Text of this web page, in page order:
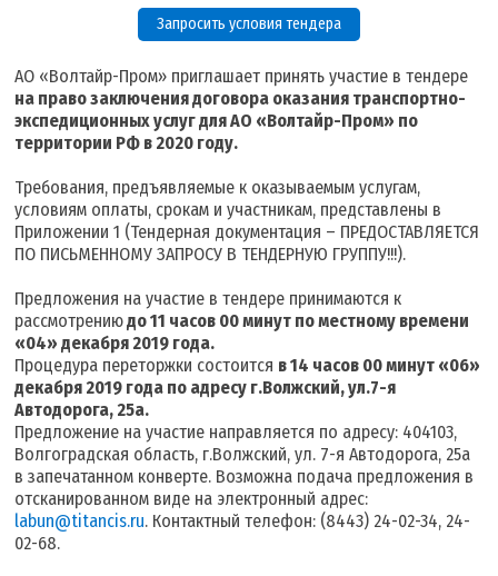
Запросить условия тендера
АО «Волтайр-Пром» приглашает принять участие в тендере
на право заключения договора оказания транспортно-
экспедиционных услуг для АО «Волтайр-Пром» по
территории РФ в 2020 году.
Требования, предъявляемые к оказываемым услугам,
условиям оплаты, срокам и участникам, представлены в
Приложении 1 (Тендерная документация – ПРЕДОСТАВЛЯЕТСЯ
ПО ПИСЬМЕННОМУ ЗАПРОСУ В ТЕНДЕРНУЮ ГРУППУ!!!).
Предложения на участие в тендере принимаются к
рассмотрениюдо 11 часов 00 минут по местному времени
«04» декабря 2019 года.
Процедура переторжки состоится в14 часов 00 минут «06»
декабря 2019 года по адресу г.Волжский, ул.7-я
Автодорога, 25а.
Предложение на участие направляется по адресу: 404103,
Волгоградская область, г.Волжский, ул. 7-я Автодорога, 25а
в запечатанном конверте. Возможна подача предложения в
отсканированном виде на электронный адрес:
labun@titancis.ru. Контактный телефон: (8443) 24-02-34, 24-
02-68.